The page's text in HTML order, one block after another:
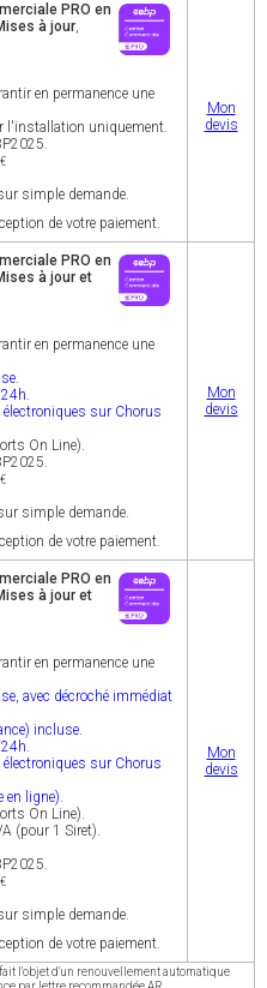
PRO en
à jour,
en permanence une
l'installation uniquement.
simple demande.
de votre paiement.
Mon
devis
PRO en
à jour et
en permanence une
sur Chorus
On Line).
simple demande.
de votre paiement.
Mon
devis
PRO en
à jour et
en permanence une
avec décroché immédiat
incluse.
sur Chorus
en ligne).
On Line).
(pour 1 Siret).
simple demande.
de votre paiement.
Mon
devis
l'objet d'un renouvellement automatique